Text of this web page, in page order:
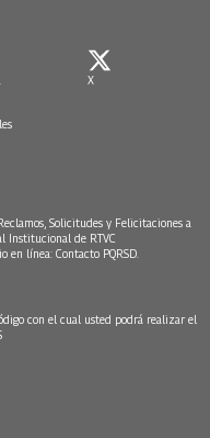
X
Solicitudes y Felicitaciones a
Institucional de RTVC
en línea: Contacto PQRSD.
con el cual usted podrá realizar el